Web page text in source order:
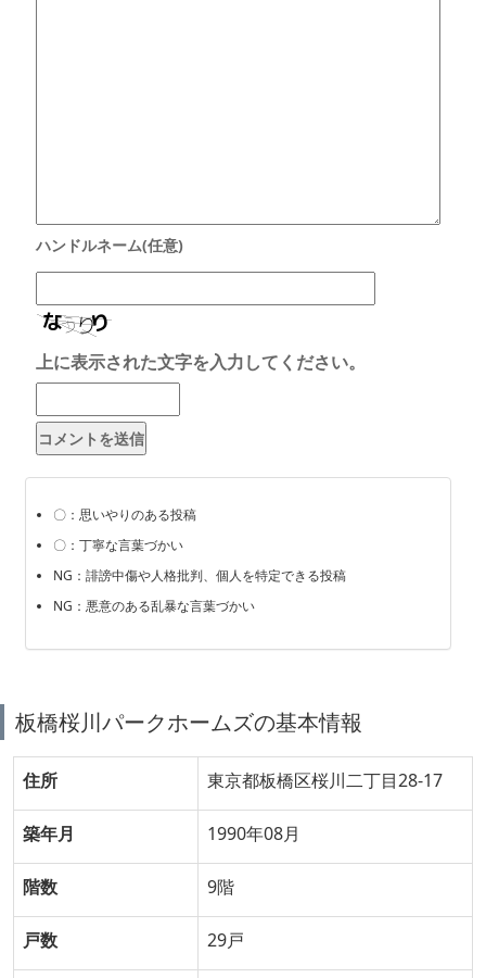
上に表示された文字を入力してください。
〇：思いやりのある投稿
〇：丁寧な言葉づかい
NG：誹謗中傷や人格批判、個人を特定できる投稿
NG：悪意のある乱暴な言葉づかい
板橋桜川パークホームズの基本情報
住所 東京都板橋区桜川二丁目28-17
築年月 1990年08月
階数 9階
戸数 29戸